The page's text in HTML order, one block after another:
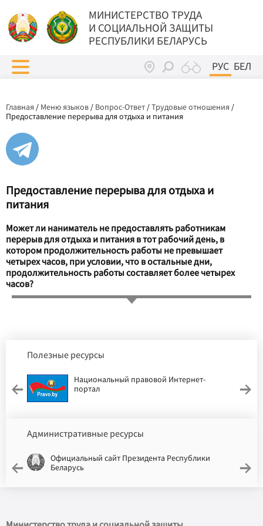
МИНИСТЕРСТВО ТРУДА
И СОЦИАЛЬНОЙ ЗАЩИТЫ
РЕСПУБЛИКИ БЕЛАРУСЬ
РУС БЕЛ
Главная / Меню языков / Вопрос-Ответ /Трудовые отношения /
Предоставление перерыва для отдыха и питания
Предоставление перерыва для отдыха и
питания
Может ли наниматель не предоставлять работникам
перерыв для отдыха и питания в тот рабочий день, в
котором продолжительность работы не превышает
четырех часов, при условии, что в остальные дни,
продолжительность работы составляет более четырех
часов?
Полезные ресурсы
Национальный правовой Интернет-
портал
Административные ресурсы
Официальный сайт Президента Республики
Беларусь